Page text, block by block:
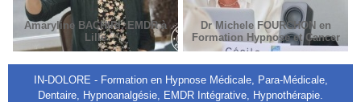
Amaryline BACHIRI, EMDR à
Lille
Dr Michele FOURCHON en
Formation Hypnose et Cancer
IN-DOLORE - Formation en Hypnose Médicale, Para-Médicale,
Dentaire, Hypnoanalgésie, EMDR Intégrative, Hypnothérapie.